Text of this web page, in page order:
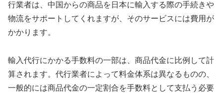
行業者は、中国からの商品を日本に輸入する際の手続きや
物流をサポートしてくれますが、そのサービスには費用が
かかります。
輸入代行にかかる手数料の一部は、商品代金に比例して計
算されます。代行業者によって料金体系は異なるものの、
一般的には商品代金の一定割合を手数料として支払う必要